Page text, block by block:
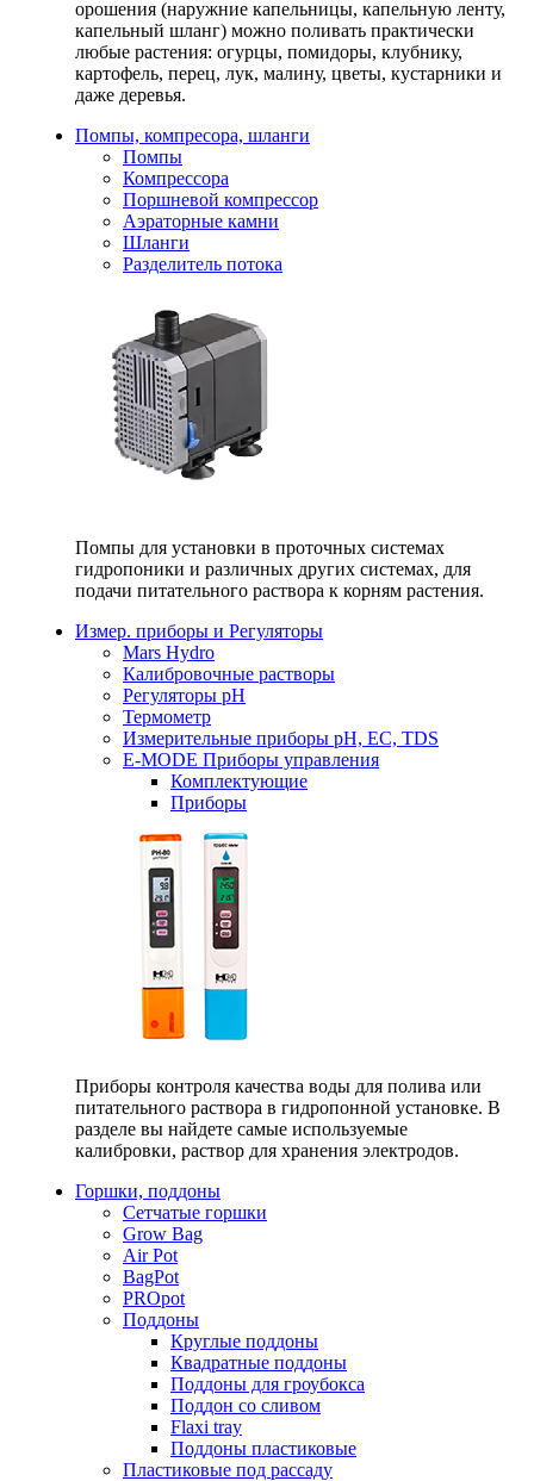
орошения (наружние капельницы, капельную ленту,
капельный шланг) можно поливать практически
любые растения: огурцы, помидоры, клубнику,
картофель, перец, лук, малину, цветы, кустарники и
даже деревья.
Помпы, компресора, шланги
Помпы
Компрессора
Поршневой компрессор
Аэраторные камни
Шланги
Разделитель потока
Помпы для установки в проточных системах
гидропоники и различных других системах, для
подачи питательного раствора к корням растения.
Измер. приборы и Регуляторы
Mars Hydro
Калибровочные растворы
Регуляторы рН
Термометр
Измерительные приборы pH, EC, TDS
E-MODE Приборы управления
Комплектующие
Приборы
Приборы контроля качества воды для полива или
питательного раствора в гидропонной установке. В
разделе вы найдете самые используемые
калибровки, раствор для хранения электродов.
Горшки, поддоны
Сетчатые горшки
Grow Bag
Air Pot
BagPot
PROpot
Поддоны
Круглые поддоны
Квадратные поддоны
Поддоны для гроубокса
Поддон со сливом
Flaxi tray
Поддоны пластиковые
Пластиковые под рассаду